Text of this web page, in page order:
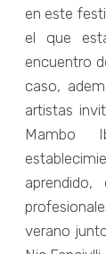
en este
el que
encuentro
caso,
artistas
Mambo
verano